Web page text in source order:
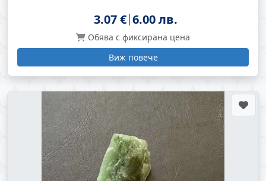
3.07 € 6.00 лв.
Обява с фиксирана цена
Виж повече